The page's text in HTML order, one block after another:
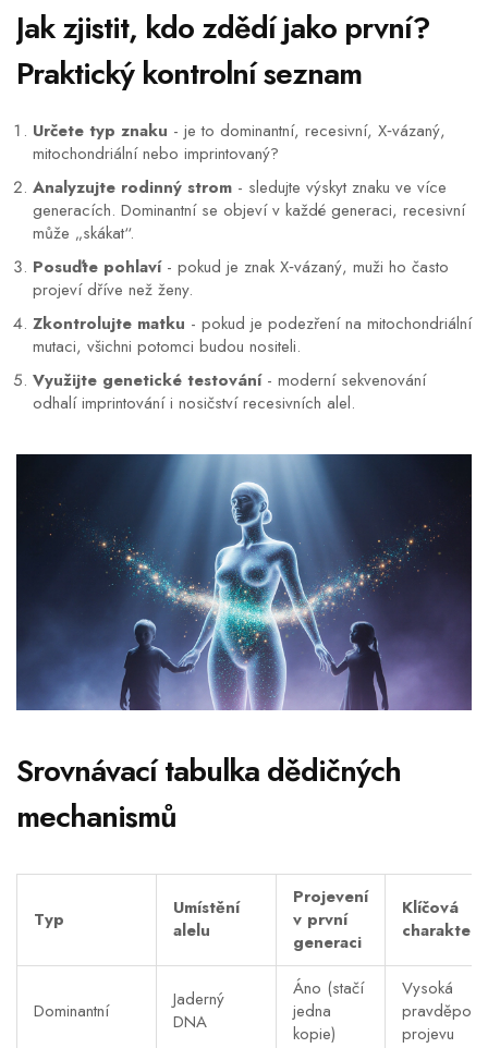
Jak zjistit, kdo zdědí jako první?
Praktický kontrolní seznam
Určete typ znaku - je to dominantní, recesivní, X‑vázaný,
mitochondriální nebo imprintovaný?
Analyzujte rodinný strom - sledujte výskyt znaku ve více
generacích. Dominantní se objeví v každé generaci, recesivní
může „skákat“.
Posuďte pohlaví- pokud je znak X‑vázaný, muži ho často
projeví dříve než ženy.
Zkontrolujte matku - pokud je podezření na mitochondriální
mutaci, všichni potomci budou nositeli.
Využijte genetické testování- moderní sekvenování
odhalí imprintování i nosičství recesivních alel.
Srovnávací tabulka dědičných
mechanismů
Typ
Umístění
alelu
Projevení
v první
generaci
Klíčová
Dominantní
Jaderný
DNA
Áno (stačí
jedna
kopie)
Vysoká
projevu